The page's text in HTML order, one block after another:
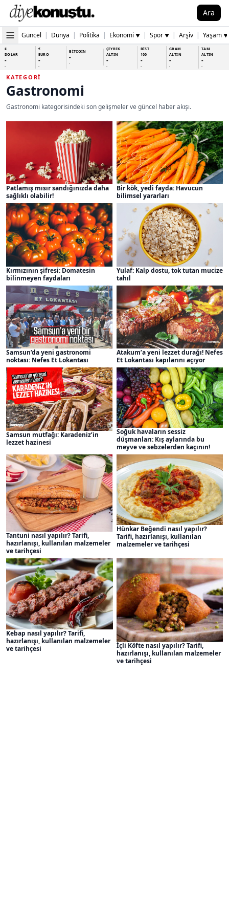
Ara
Güncel | Dünya | Politika | Ekonomi ▼ | Spor ▼ | Arşiv | Yaşam ▼
$
DOLAR
-
-
€
EURO
-
-
BİTCOİN
-
-
ÇEYREK
ALTIN
-
-
BİST
100
-
-
GRAM
ALTIN
-
-
TAM
ALTIN
-
-
KATEGORI
Gastronomi
Gastronomi kategorisindeki son gelişmeler ve güncel haber akışı.
Patlamış mısır sandığınızda daha
sağlıklı olabilir!
Bir kök, yedi fayda: Havucun
bilimsel yararları
Kırmızının şifresi: Domatesin
bilinmeyen faydaları
Yulaf: Kalp dostu, tok tutan mucize
tahıl
Samsun’da yeni gastronomi
noktası: Nefes Et Lokantası
Atakum’a yeni lezzet durağı! Nefes
Et Lokantası kapılarını açıyor
Samsun mutfağı: Karadeniz’in
lezzet hazinesi
Soğuk havaların sessiz
düşmanları: Kış aylarında bu
meyve ve sebzelerden kaçının!
Tantuni nasıl yapılır? Tarifi,
hazırlanışı, kullanılan malzemeler
ve tarihçesi
Hünkar Beğendi nasıl yapılır?
Tarifi, hazırlanışı, kullanılan
malzemeler ve tarihçesi
Kebap nasıl yapılır? Tarifi,
hazırlanışı, kullanılan malzemeler
ve tarihçesi
İçli Köfte nasıl yapılır? Tarifi,
hazırlanışı, kullanılan malzemeler
ve tarihçesi